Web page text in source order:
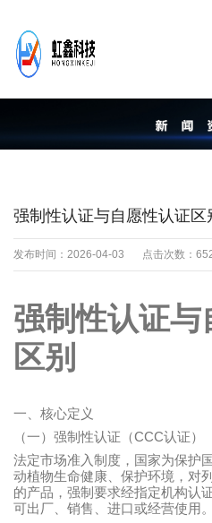
强制性认证与自愿性认证区
发布时间：2026-04-03 点击次数：
强制性认证与
区别
一、核心定义
（一）强制性认证（CCC认证）
法定市场准入制度，国家为保护
动植物生命健康、保护环境，对
的产品，强制要求经指定机构认
可出厂、销售、进口或经营使用。